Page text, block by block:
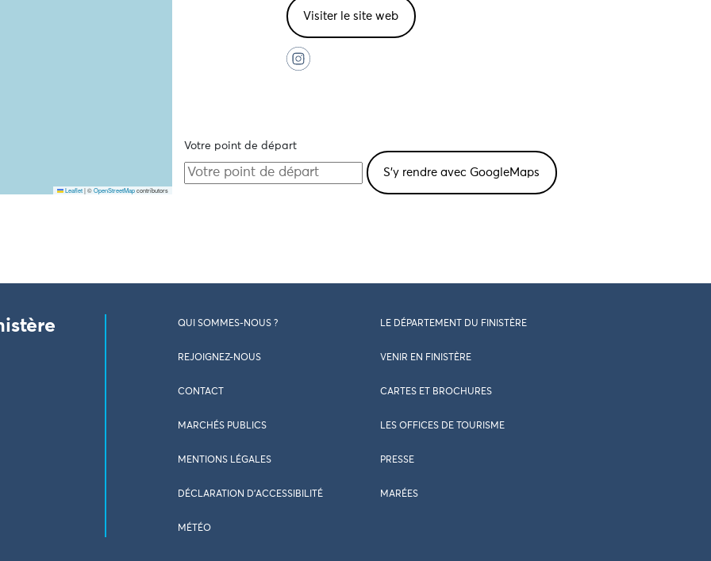
Leaflet |©OpenStreetMapcontributors
Visiter le site web
Votre point de départ
QUI SOMMES-NOUS ? LE DÉPARTEMENT DU FINISTÈRE
REJOIGNEZ-NOUS VENIR EN FINISTÈRE
CONTACT CARTES ET BROCHURES
MARCHÉS PUBLICS LES OFFICES DE TOURISME
MENTIONS LÉGALES PRESSE
DÉCLARATION D’ACCESSIBILITÉ MARÉES
MÉTÉO